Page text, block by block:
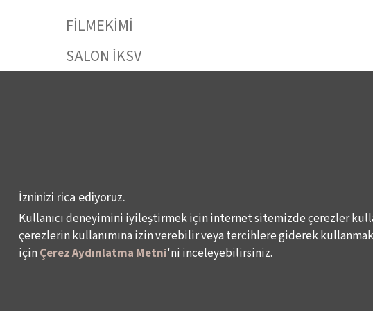
FİLMEKİMİ
SALON İKSV
KÜLTÜR POLİTİKALARI
ÇALIŞMALARI
İzninizi rica ediyoruz.
Kullanıcı deneyimini iyileştirmek için internet sitemizde çerezler
çerezlerin kullanımına izin verebilir veya tercihlere giderek
için Çerez Aydınlatma Metni'ni inceleyebilirsiniz.